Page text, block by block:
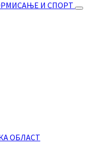
И СПОРТ
ОБЛАСТ